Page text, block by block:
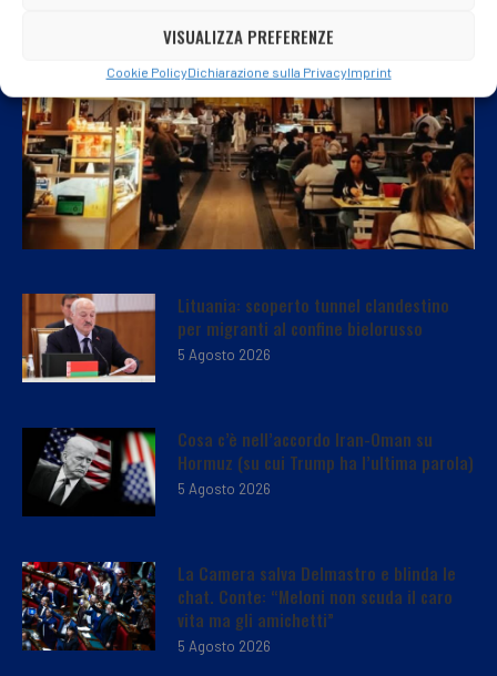
VISUALIZZA PREFERENZE
Cookie PolicyDichiarazione sulla PrivacyImprint
Lituania: scoperto tunnel clandestino
per migranti al confine bielorusso
5 Agosto 2026
Cosa c’è nell’accordo Iran-Oman su
Hormuz (su cui Trump ha l’ultima parola)
5 Agosto 2026
La Camera salva Delmastro e blinda le
chat. Conte: “Meloni non scuda il caro
vita ma gli amichetti”
5 Agosto 2026